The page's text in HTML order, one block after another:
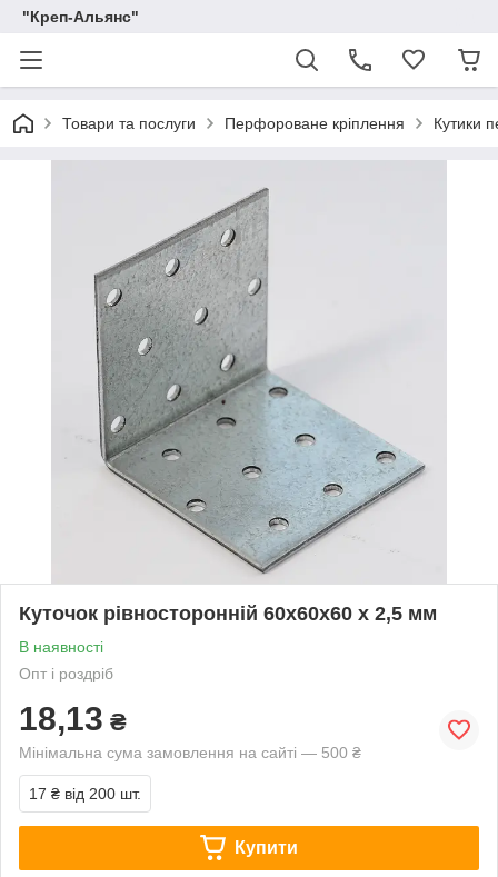
"Креп-Альянс"
Товари та послуги Перфороване кріплення Кутики
Куточок рівносторонній 60х60х60 х 2,5 мм
В наявності
Опт і роздріб
18,13 ₴
Мінімальна сума замовлення на сайті — 500 ₴
17 ₴ від 200 шт.
Купити